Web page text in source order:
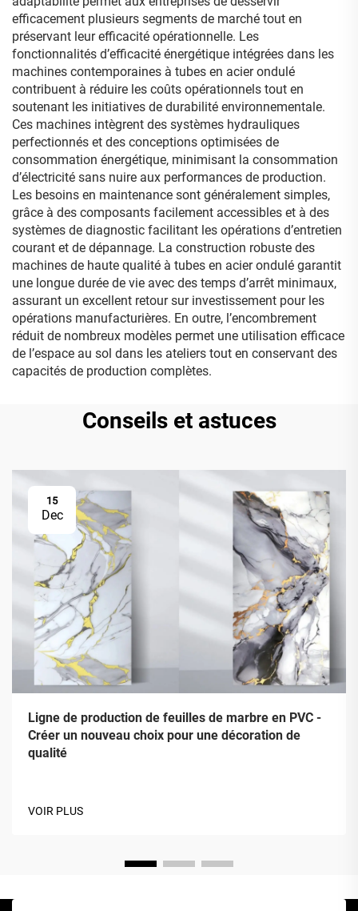
efficacement plusieurs segments de marché tout en
préservant leur efficacité opérationnelle. Les
fonctionnalités d’efficacité énergétique intégrées dans les
machines contemporaines à tubes en acier ondulé
contribuent à réduire les coûts opérationnels tout en
soutenant les initiatives de durabilité environnementale.
Ces machines intègrent des systèmes hydrauliques
perfectionnés et des conceptions optimisées de
consommation énergétique, minimisant la consommation
d’électricité sans nuire aux performances de production.
Les besoins en maintenance sont généralement simples,
grâce à des composants facilement accessibles et à des
systèmes de diagnostic facilitant les opérations d’entretien
courant et de dépannage. La construction robuste des
machines de haute qualité à tubes en acier ondulé garantit
une longue durée de vie avec des temps d’arrêt minimaux,
assurant un excellent retour sur investissement pour les
opérations manufacturières. En outre, l’encombrement
réduit de nombreux modèles permet une utilisation efficace
de l’espace au sol dans les ateliers tout en conservant des
capacités de production complètes.
Conseils et astuces
15
Dec
Ligne de production de feuilles de marbre en PVC -
Créer un nouveau choix pour une décoration de
qualité
VOIR PLUS